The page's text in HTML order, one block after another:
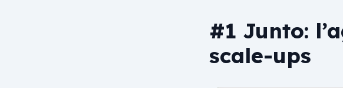
#1 Junto:
scale-ups